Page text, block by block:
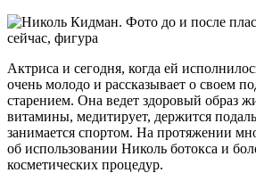
Актриса и сегодня, когда ей
очень молодо и рассказывает о своем
старением. Она ведет здоровый образ
витамины, медитирует, держится
занимается спортом. На протяжении
об использовании Николь ботокса и
косметических процедур.